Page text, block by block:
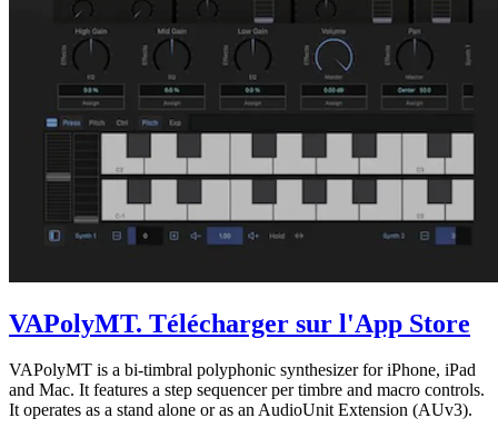
VAPolyMT. Télécharger sur l'App Store
VAPolyMT is a bi-timbral polyphonic synthesizer for iPhone, iPad
and Mac. It features a step sequencer per timbre and macro controls.
It operates as a stand alone or as an AudioUnit Extension (AUv3).